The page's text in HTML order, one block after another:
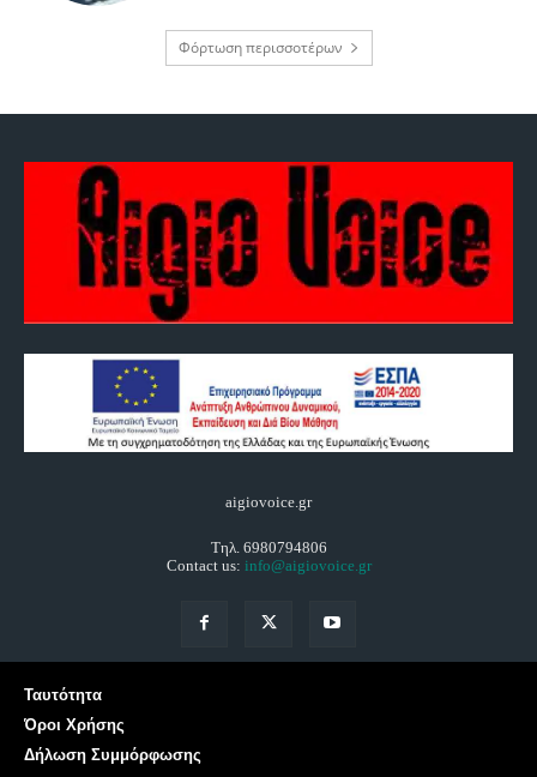
Φόρτωση περισσοτέρων
aigiovoice.gr
Τηλ. 6980794806
Contact us: info@aigiovoice.gr
Ταυτότητα
Όροι Χρήσης
Δήλωση Συμμόρφωσης